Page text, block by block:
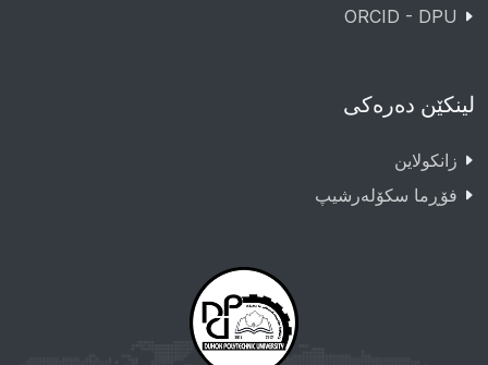
ORCID - DPU
لینکێن دەرەکی
زانکولاین
فۆڕما سکۆلەرشیپ